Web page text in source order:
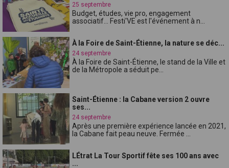
25 septembre
Budget, études, vie pro, engagement
associatif... Festi'VE est l'événement à n...
À la Foire de Saint-Étienne, la nature se déc...
24 septembre
À la Foire de Saint-Étienne, le stand de la Ville et
de la Métropole a séduit pe...
Saint-Étienne : la Cabane version 2 ouvre
ses...
24 septembre
Après une première expérience lancée en 2021,
la Cabane fait peau neuve. Fermée ...
LÉtrat La Tour Sportif fête ses 100 ans avec
...